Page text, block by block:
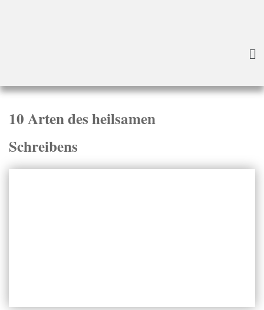
10 Arten des heilsamen
Schreibens